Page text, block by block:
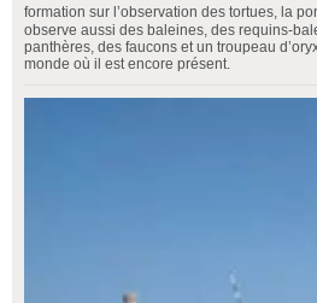
formation sur l’observation des tortues, la
observe aussi des baleines, des requins-
panthères, des faucons et un troupeau
monde où il est encore présent.